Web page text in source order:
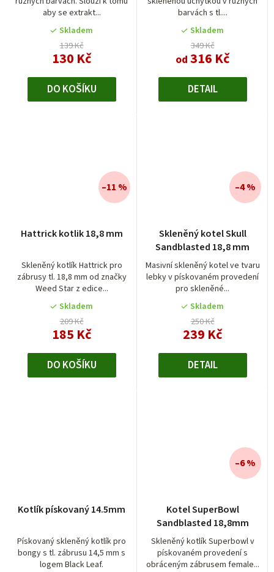
aby se extrakt...
Skladem
139 Kč
130 Kč
DO KOŠÍKU
barvách s tl....
Skladem
349 Kč
od 316 Kč
DETAIL
Hattrick kotlik 18,8 mm
Skleněný kotlík Hattrick pro
zábrusy tl. 18,8 mm od značky
Weed Star z edice...
Skladem
209 Kč
185 Kč
–11 %
DO KOŠÍKU
Skleněný kotel Skull
Sandblasted 18,8 mm
Masivní skleněný kotel ve tvaru
lebky v pískovaném provedení
pro skleněné...
Skladem
250 Kč
239 Kč
–4 %
DETAIL
Kotlík pískovaný 14.5mm
Pískovaný skleněný kotlík pro
bongy s tl. zábrusu 14,5 mm s
logem Black Leaf.
Kotel SuperBowl
Sandblasted 18,8mm
Skleněný kotlík Superbowl v
pískovaném provedení s
obráceným zábrusem female...
–6 %